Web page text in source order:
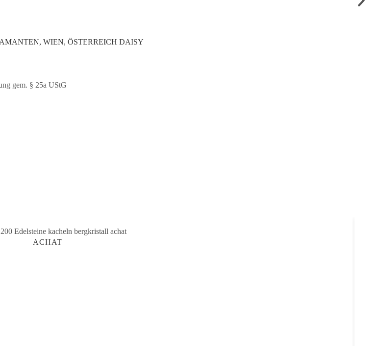
WIEN, ÖSTERREICH DAISY
gem. § 25a UStG
ACHAT